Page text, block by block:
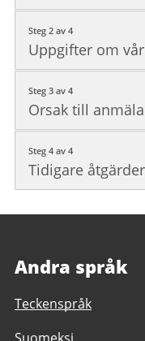
Steg 2 av 4
Uppgifter om
Steg 3 av 4
Orsak till
Steg 4 av 4
Tidigare
Andra språk
Teckenspråk